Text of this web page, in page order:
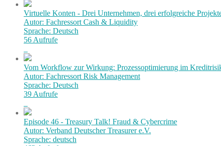
Virtuelle Konten - Drei Unternehmen, drei erfolgreiche
Autor: Fachressort Cash & Liquidity
Sprache: Deutsch
56 Aufrufe
Vom Workflow zur Wirkung: Prozessoptimierung im
Autor: Fachressort Risk Management
Sprache: Deutsch
39 Aufrufe
Episode 46 - Treasury Talk! Fraud & Cybercrime
Autor: Verband Deutscher Treasurer e.V.
Sprache: deutsch